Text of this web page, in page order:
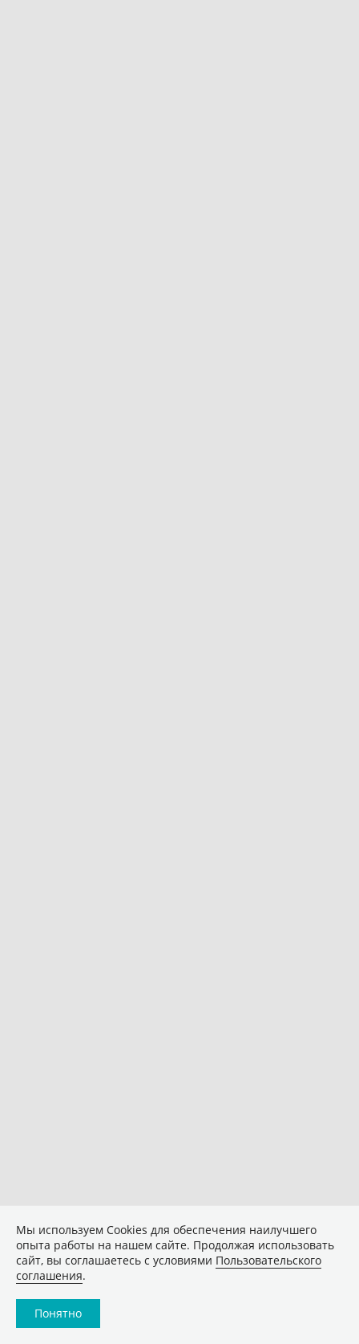
Мы используем Сookies для обеспечения наилучшего
опыта работы на нашем сайте. Продолжая использовать
сайт, вы соглашаетесь с условиями Пользовательского
соглашения.
Понятно